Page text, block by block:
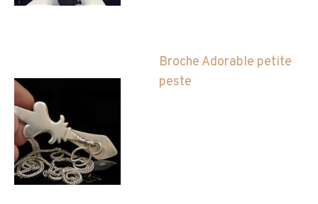
Broche Adorable petite
peste